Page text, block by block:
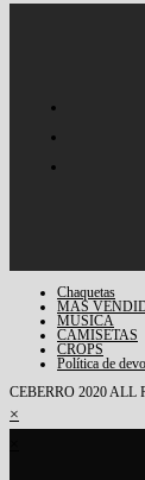
Chaquetas
MAS
MUSICA
CAMISETAS
CROPS
Política de
CEBERRO 2020 ALL
×